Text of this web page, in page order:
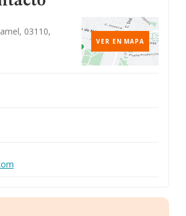
03110,
VER EN MAPA